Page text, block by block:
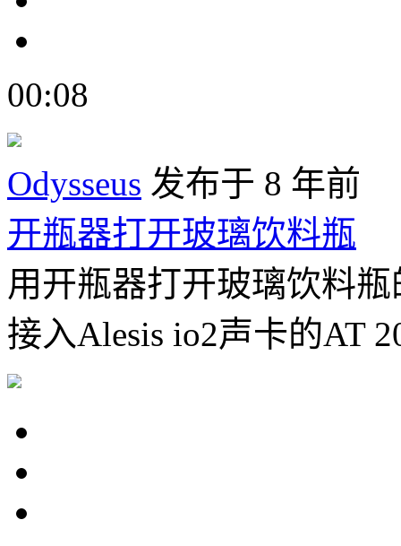
00:08
Odysseus 发布于 8 年前
开瓶器打开玻璃饮料瓶
用开瓶器打开玻璃饮料
接入Alesis io2声卡的AT